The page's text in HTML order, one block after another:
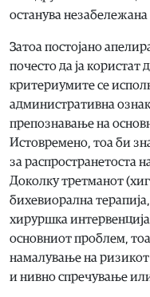
останува
Затоа постојано
почесто да ја користат
критериумите се
административна
препознавање на
Истовремено, тоа би
за распространетоста
Доколку третманот
бихевиорална
хируршка
основниот проблем,
намалување на
и нивно спречување